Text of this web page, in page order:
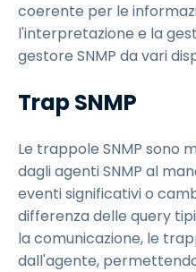
coerente per le
l'interpretazione e la
gestore SNMP da vari
Trap SNMP
Le trappole SNMP sono
dagli agenti SNMP al
eventi significativi o
differenza delle query
la comunicazione, le
dall'agente,